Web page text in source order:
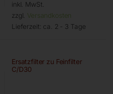
inkl. MwSt.
zzgl. Versandkosten
Lieferzeit: ca. 2 - 3 Tage
Ersatzfilter zu Feinfilter
C/D30